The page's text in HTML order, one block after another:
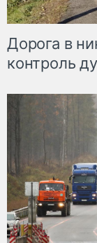
Дорога в
контроль